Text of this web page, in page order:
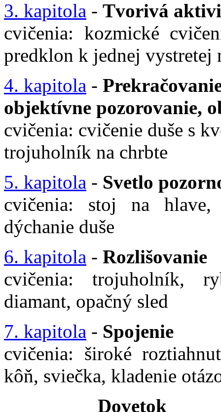
3. kapitola - Tvorivá
cvičenia: kozmické
predklon k jednej vystretej
4. kapitola -
objektívne pozorovanie,
cvičenia: cvičenie duše s
trojuholník na chrbte
5. kapitola - Svetlo
cvičenia: stoj na
dýchanie duše
6. kapitola - Rozlišovanie
cvičenia: trojuholník,
diamant, opačný sled
7. kapitola - Spojenie
cvičenia: široké
kôň, sviečka, kladenie
Dovetok